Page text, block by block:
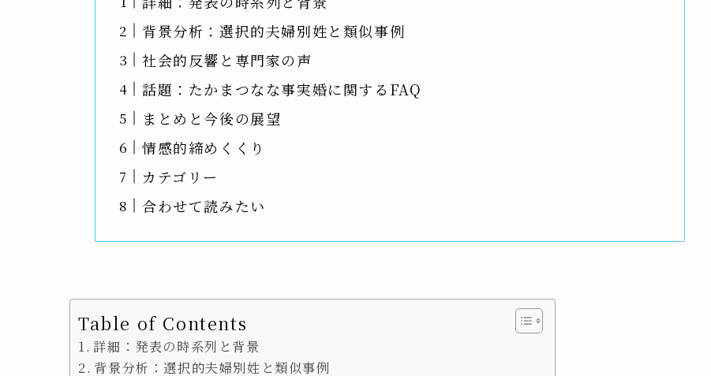
背景分析：選択的夫婦別姓と類似事例
社会的反響と専門家の声
話題：たかまつなな事実婚に関するFAQ
まとめと今後の展望
情感的締めくくり
カテゴリー
合わせて読みたい
Table of Contents
詳細：発表の時系列と背景
背景分析：選択的夫婦別姓と類似事例